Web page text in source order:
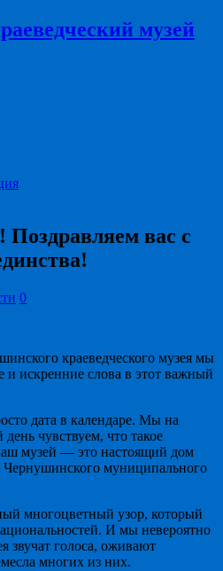
музей
Поздравляем вас с
0
краеведческого музея мы
и искренние слова в этот важный
дата в календаре. Мы на
чувствуем, что такое
музей — это настоящий дом
муниципального
многоцветный узор, который
И мы невероятно
звучат голоса, оживают
многих из них.